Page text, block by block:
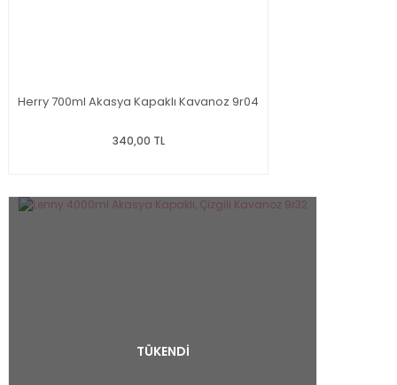
Herry 700ml Akasya Kapaklı Kavanoz 9r04
340,00 TL
TÜKENDİ